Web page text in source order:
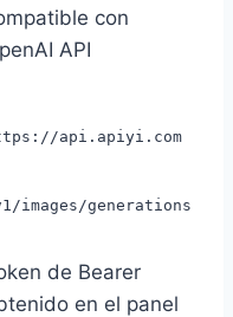
con
API
api.apiyi.com
images/generations
de Bearer
en el panel